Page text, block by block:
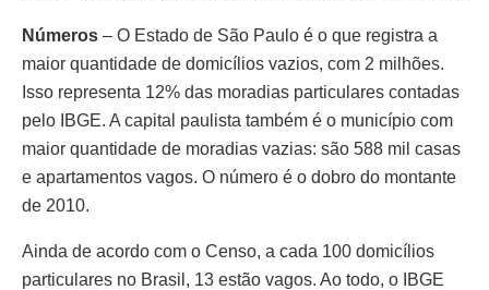
Números – O Estado de São Paulo é o que registra a
maior quantidade de domicílios vazios, com 2 milhões.
Isso representa 12% das moradias particulares contadas
pelo IBGE. A capital paulista também é o município com
maior quantidade de moradias vazias: são 588 mil casas
e apartamentos vagos. O número é o dobro do montante
de 2010.
Ainda de acordo com o Censo, a cada 100 domicílios
particulares no Brasil, 13 estão vagos. Ao todo, o IBGE